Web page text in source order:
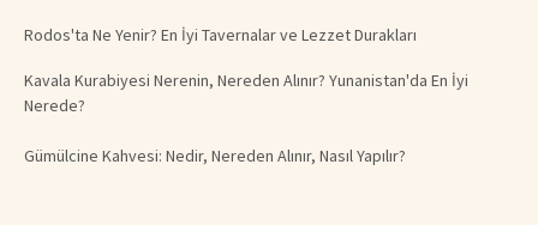
Rodos'ta Ne Yenir? En İyi Tavernalar ve Lezzet Durakları
Kavala Kurabiyesi Nerenin, Nereden Alınır? Yunanistan'da En İyi
Nerede?
Gümülcine Kahvesi: Nedir, Nereden Alınır, Nasıl Yapılır?